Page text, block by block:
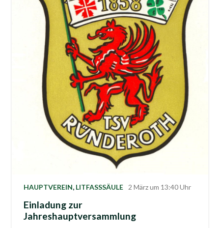
HAUPTVEREIN, LITFASSSÄULE 2 März um 13:40 Uhr
Einladung zur
Jahreshauptversammlung